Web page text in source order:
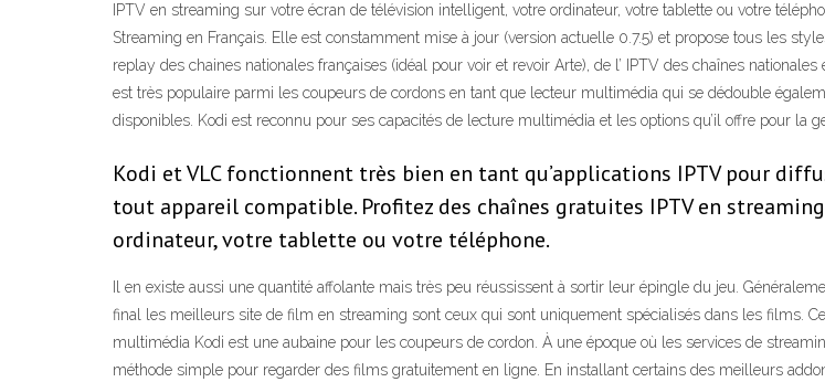
IPTV en streaming sur votre écran de télévision intelligent, votre ordinateur, votre tablette ou votre
Streaming en Français. Elle est constamment mise à jour (version actuelle 0.7.5) et propose tous les
replay des chaines nationales françaises (idéal pour voir et revoir Arte), de l’ IPTV des chaînes
est très populaire parmi les coupeurs de cordons en tant que lecteur multimédia qui se dédouble
disponibles. Kodi est reconnu pour ses capacités de lecture multimédia et les options qu’il offre pour la
Kodi et VLC fonctionnent très bien en tant qu’applications IPTV pour
tout appareil compatible. Profitez des chaînes gratuites IPTV en
ordinateur, votre tablette ou votre téléphone.
Il en existe aussi une quantité affolante mais très peu réussissent à sortir leur épingle du jeu.
final les meilleurs site de film en streaming sont ceux qui sont uniquement spécialisés dans les films.
multimédia Kodi est une aubaine pour les coupeurs de cordon. À une époque où les services de
méthode simple pour regarder des films gratuitement en ligne. En installant certains des meilleurs